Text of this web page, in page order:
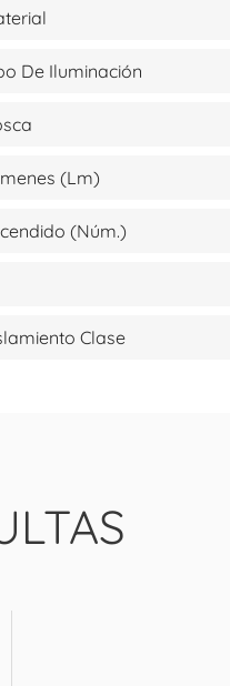
De Iluminación
(lm)
(Núm.)
Clase